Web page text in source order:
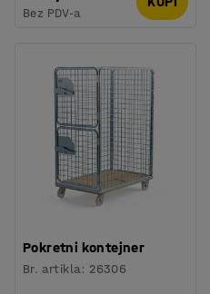
Bez PDV-a
Pokretni kontejner
Br. artikla: 26306